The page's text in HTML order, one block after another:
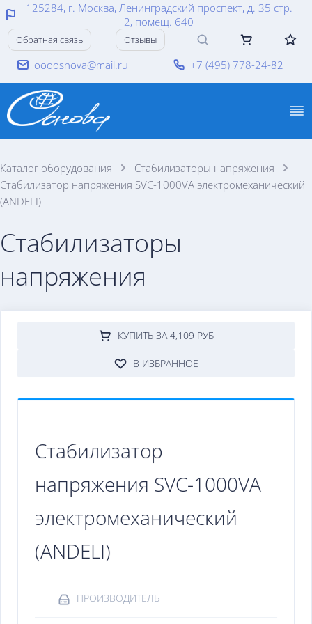
125284, г. Москва, Ленинградский проспект, д. 35 стр.
2, помещ. 640
oooosnova@mail.ru +7 (495) 778-24-82
Обратная связь Отзывы
Каталог оборудования
Стабилизаторы напряжения
Стабилизатор напряжения SVC-1000VA электромеханический
(ANDELI)
Стабилизаторы
напряжения
КУПИТЬ ЗА 4,109 РУБ
В ИЗБРАННОЕ
Стабилизатор
напряжения SVC-1000VA
электромеханический
(ANDELI)
ПРОИЗВОДИТЕЛЬ